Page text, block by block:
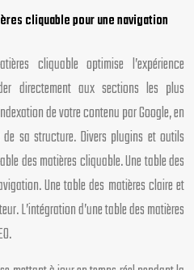
cliquable pour une navigation
cliquable optimise l’expérience
directement aux sections les plus
de votre contenu par Google, en
sa structure. Divers plugins et outils
des matières cliquable. Une table des
Une table des matières claire et
L’intégration d’une table des matières